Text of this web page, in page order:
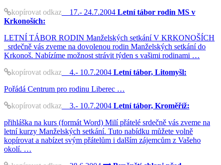
kopírovat odkaz 17.- 24.7.2004 Letní tábor rodin MS v
Krkonoších:
LETNÍ TÁBOR RODIN Manželských setkání V KRKONOŠÍCH
srdečně vás zveme na dovolenou rodin Manželských setkání do
Krkonoš. Nabízíme možnost strávit týden s vašimi rodinami …
kopírovat odkaz 4.- 10.7.2004 Letní tábor, Litomyšl:
Pořádá Centrum pro rodinu Liberec …
kopírovat odkaz 3.- 10.7.2004 Letní tábor, Kroměříž:
přihláška na kurs (formát Word) Milí přátelé srdečně vás zveme na
letní kurzy Manželských setkání. Tuto nabídku můžete volně
kopírovat a nabízet svým přátelům i dalším zájemcům z Vašeho
okolí. …